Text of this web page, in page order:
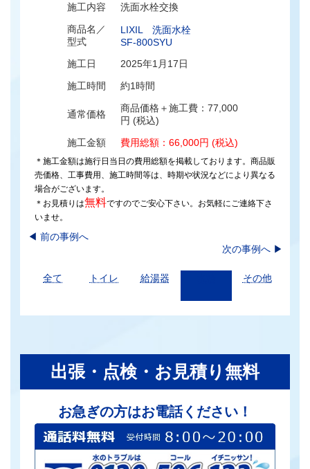
施工内容
洗面水栓交換
商品名／
型式
LIXIL 洗面水栓
SF-800SYU
施工日
2025年1月17日
施工時間
約1時間
通常価格
商品価格＋施工費：77,000
円 (税込)
施工金額
費用総額：66,000円 (税込)
＊施工金額は施行日当日の費用総額を掲載しております。商品販
売価格、工事費用、施工時間等は、時期や状況などにより異なる
場合がございます。
＊お見積りは無料ですのでご安心下さい。お気軽にご連絡下さ
いませ。
◀︎ 前の事例へ
次の事例へ ▶
全て トイレ 給湯器 その他
出張・点検・お見積り無料
お急ぎの方はお電話ください！